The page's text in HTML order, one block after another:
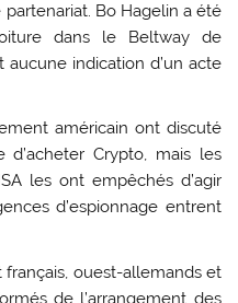
Bo Hagelin a été
dans le Beltway de
aucune indication d’un acte
américain ont discuté
d’acheter Crypto, mais les
les ont empêchés d’agir
d’espionnage entrent
ouest-allemands et
de l’arrangement des